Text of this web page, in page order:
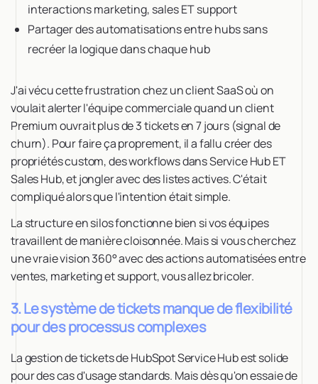
interactions marketing, sales ET support
Partager des automatisations entre hubs sans
recréer la logique dans chaque hub
J'ai vécu cette frustration chez un client SaaS où on
voulait alerter l'équipe commerciale quand un client
Premium ouvrait plus de 3 tickets en 7 jours (signal de
churn). Pour faire ça proprement, il a fallu créer des
propriétés custom, des workflows dans Service Hub ET
Sales Hub, et jongler avec des listes actives. C'était
compliqué alors que l'intention était simple.
La structure en silos fonctionne bien si vos équipes
travaillent de manière cloisonnée. Mais si vous cherchez
une vraie vision 360° avec des actions automatisées entre
ventes, marketing et support, vous allez bricoler.
3. Le système de tickets manque de flexibilité
pour des processus complexes
La gestion de tickets de HubSpot Service Hub est solide
pour des cas d'usage standards. Mais dès qu'on essaie de